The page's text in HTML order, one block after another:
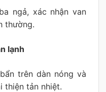
ngả, xác nhận van
thường.
lạnh
trên dàn nóng và
thiện tản nhiệt.